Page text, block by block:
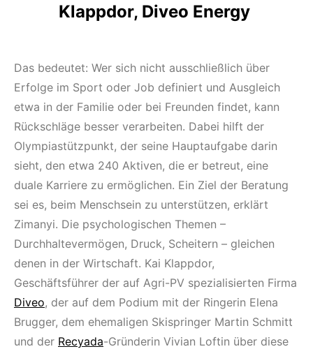
Klappdor, Diveo Energy
Das bedeutet: Wer sich nicht ausschließlich über
Erfolge im Sport oder Job definiert und Ausgleich
etwa in der Familie oder bei Freunden findet, kann
Rückschläge besser verarbeiten. Dabei hilft der
Olympiastützpunkt, der seine Hauptaufgabe darin
sieht, den etwa 240 Aktiven, die er betreut, eine
duale Karriere zu ermöglichen. Ein Ziel der Beratung
sei es, beim Menschsein zu unterstützen, erklärt
Zimanyi. Die psychologischen Themen –
Durchhaltevermögen, Druck, Scheitern – gleichen
denen in der Wirtschaft. Kai Klappdor,
Geschäftsführer der auf Agri-PV spezialisierten Firma
Diveo, der auf dem Podium mit der Ringerin Elena
Brugger, dem ehemaligen Skispringer Martin Schmitt
und der Recyada-Gründerin Vivian Loftin über diese